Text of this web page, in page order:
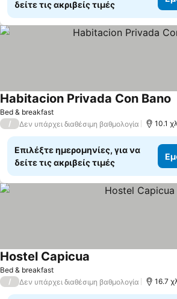
δείτε τις ακριβείς τιμές
Bed & breakfast
Habitacion Privada Con Bano
/ Δεν υπάρχει διαθέσιμη βαθμολογία 10.1
Επιλέξτε ημερομηνίες, για να
δείτε τις ακριβείς τιμές
Bed & breakfast
Hostel Capicua
/ Δεν υπάρχει διαθέσιμη βαθμολογία 16.7